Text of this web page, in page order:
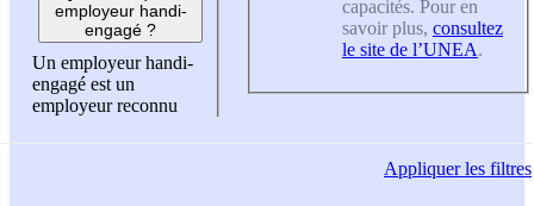
employeur handi-
engagé ?
Un employeur handi-
engagé est un
employeur reconnu
capacités. Pour en
savoir plus, consultez
le site de l’UNEA.
Appliquerles filtres